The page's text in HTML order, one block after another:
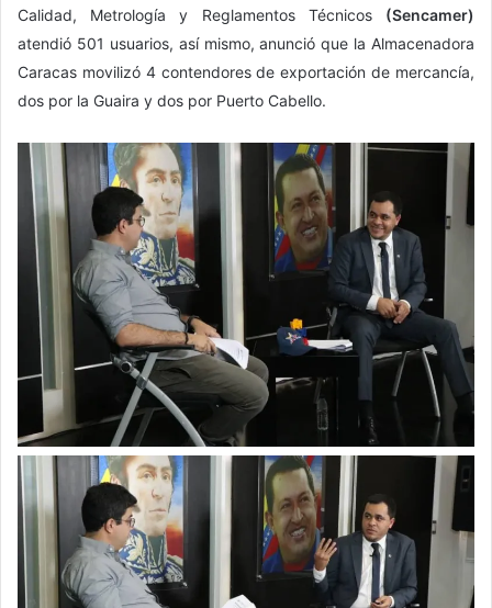
Calidad, Metrología y Reglamentos Técnicos (Sencamer)
atendió 501 usuarios, así mismo, anunció que la Almacenadora
Caracas movilizó 4 contendores de exportación de mercancía,
dos por la Guaira y dos por Puerto Cabello.